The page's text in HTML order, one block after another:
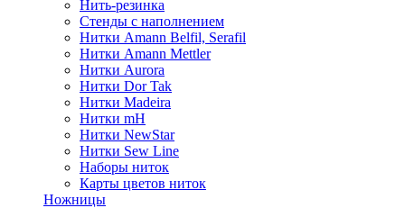
Нить-резинка
Стенды с наполнением
Нитки Amann Belfil, Serafil
Нитки Amann Mettler
Нитки Aurora
Нитки Dor Tak
Нитки Madeira
Нитки mH
Нитки NewStar
Нитки Sew Line
Наборы ниток
Карты цветов ниток
Ножницы